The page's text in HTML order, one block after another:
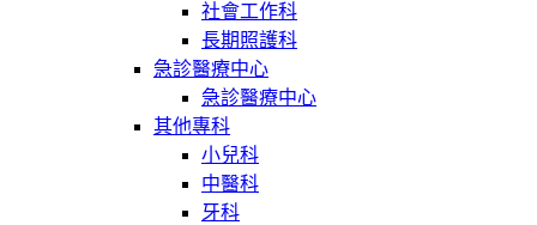
社會工作科
長期照護科
急診醫療中心
急診醫療中心
其他專科
小兒科
中醫科
牙科